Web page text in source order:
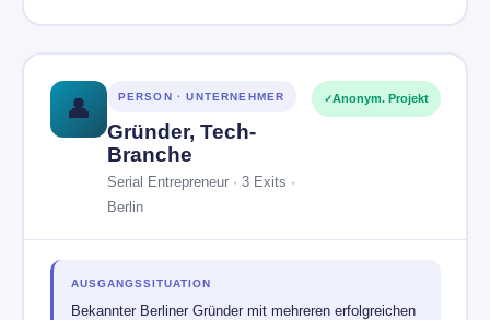
👤 PERSON · UNTERNEHMER
Gründer, Tech-
Branche
Serial Entrepreneur · 3 Exits ·
Berlin
Anonym. Projekt
AUSGANGSSITUATION
Bekannter Berliner Gründer mit mehreren erfolgreichen